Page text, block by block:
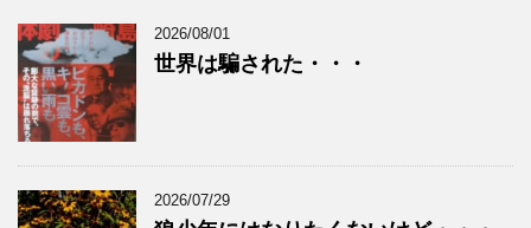
2026/08/01
世界は騙された・・・
2026/07/29